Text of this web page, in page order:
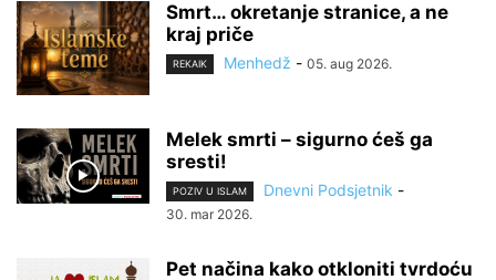
Smrt… okretanje stranice, a ne
kraj priče
REKAIK Menhedž - 05. aug 2026.
Melek smrti – sigurno ćeš ga
sresti!
POZIV U ISLAM Dnevni Podsjetnik -
30. mar 2026.
Pet načina kako otkloniti tvrdoću